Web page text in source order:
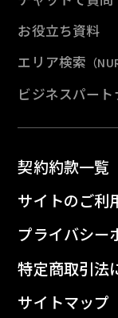
お役立ち資料
エリア検索 （
ビジネスパー
契約約款一覧
サイトのご利
プライバシー
特定商取引法
サイトマップ